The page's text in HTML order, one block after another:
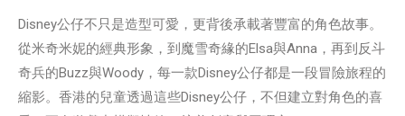
Disney公仔不只是造型可愛，更背後承載著豐富的角色故事。
從米奇米妮的經典形象，到魔雪奇緣的Elsa與Anna，再到反斗
奇兵的Buzz與Woody，每一款Disney公仔都是一段冒險旅程的
縮影。香港的兒童透過這些Disney公仔，不但建立對角色的喜